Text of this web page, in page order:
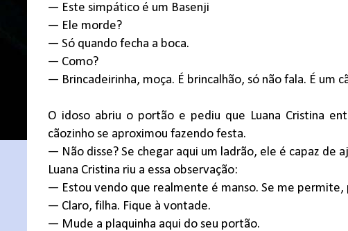
— Este simpático é um Basenji
— Ele morde?
— Só quando fecha a boca.
— Como?
— Brincadeirinha, moça. É brincalhão, só não fala. É um
O idoso abriu o portão e pediu que Luana Cristina
cãozinho se aproximou fazendo festa.
— Não disse? Se chegar aqui um ladrão, ele é capaz de
Luana Cristina riu a essa observação:
— Estou vendo que realmente é manso. Se me permite,
— Claro, filha. Fique à vontade.
— Mude a plaquinha aqui do seu portão.